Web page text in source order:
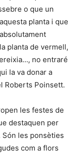
o que un
planta i que
planta de vermell,
no entraré
la va donar a
Roberts Poinsett.
les festes de
destaquen per
les ponsèties
com a flors